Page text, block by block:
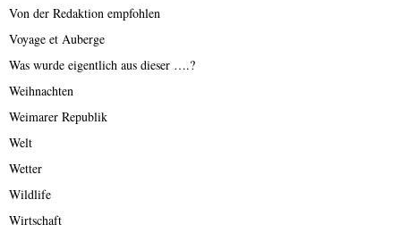
Von der Redaktion empfohlen
Voyage et Auberge
Was wurde eigentlich aus dieser ….?
Weihnachten
Weimarer Republik
Welt
Wetter
Wildlife
Wirtschaft